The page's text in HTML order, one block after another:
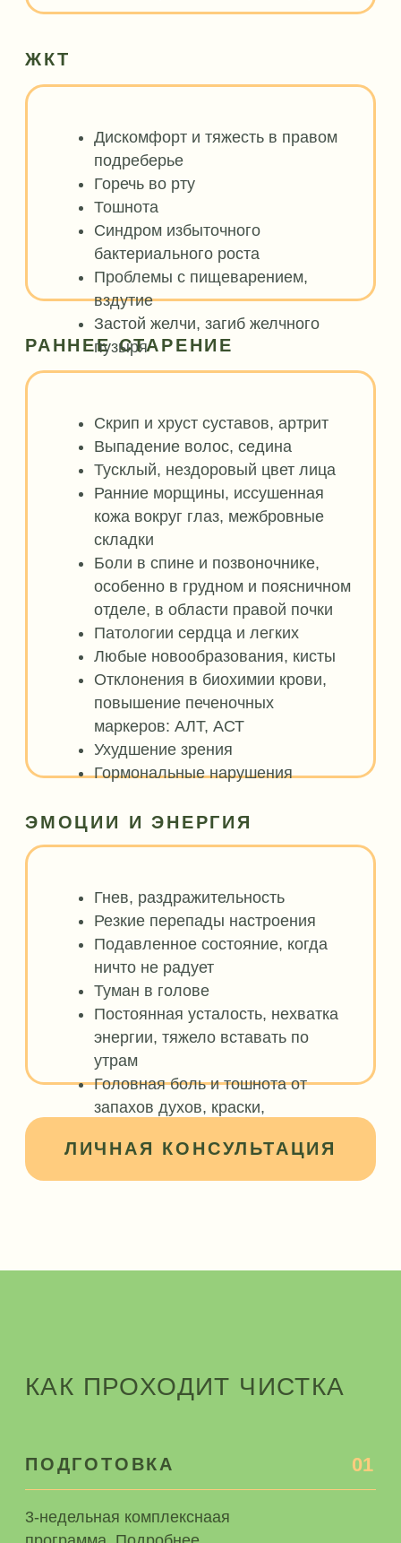
и ЖКТ ожидают участников в личном
кабинете. Все рецепты простые
и не занимают много времени.
Вы научитесь разнообразно готовить,
правильно сочетать продукты,
обогатите свой рацион. Голодать
и «жевать морковку» точно
не придётся!